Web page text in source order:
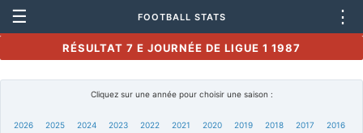
☰ FOOTBALL STATS ⋮
RÉSULTAT 7 E JOURNÉE DE LIGUE 1 1987
Cliquez sur une année pour choisir une saison :
2026 2025 2024 2023 2022 2021 2020 2019 2018 2017
2016